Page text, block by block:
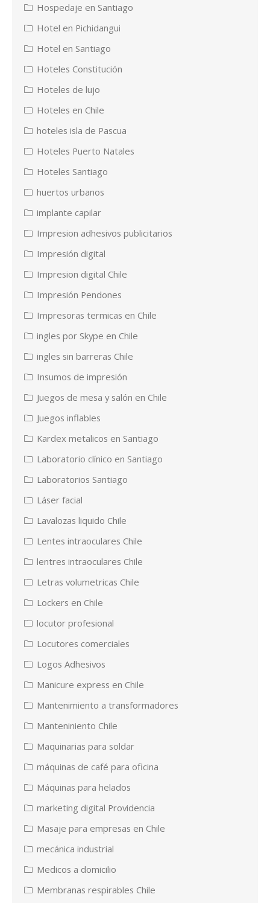
Hospedaje en Santiago
Hotel en Pichidangui
Hotel en Santiago
Hoteles Constitución
Hoteles de lujo
Hoteles en Chile
hoteles isla de Pascua
Hoteles Puerto Natales
Hoteles Santiago
huertos urbanos
implante capilar
Impresion adhesivos publicitarios
Impresión digital
Impresion digital Chile
Impresión Pendones
Impresoras termicas en Chile
ingles por Skype en Chile
ingles sin barreras Chile
Insumos de impresión
Juegos de mesa y salón en Chile
Juegos inflables
Kardex metalicos en Santiago
Laboratorio clínico en Santiago
Laboratorios Santiago
Láser facial
Lavalozas liquido Chile
Lentes intraoculares Chile
lentres intraoculares Chile
Letras volumetricas Chile
Lockers en Chile
locutor profesional
Locutores comerciales
Logos Adhesivos
Manicure express en Chile
Mantenimiento a transformadores
Manteniniento Chile
Maquinarias para soldar
máquinas de café para oficina
Máquinas para helados
marketing digital Providencia
Masaje para empresas en Chile
mecánica industrial
Medicos a domicilio
Membranas respirables Chile